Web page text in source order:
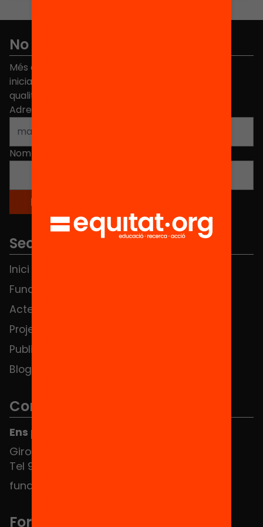
No et perdis res
Més de 40.000 persones ja han triat Equitat. Rep
iniciatives, propostes i projectes per millorar la
qualitat de l'educació a Catalunya.
Adreça electrònica
Nom
Seccions
Inici
Fundació
Actes
Projectes
Publicacions i vídeos
Blog
Contacte
Ens pots trobar al Hub Social
Girona 34, interior 08010 Barcelona
Tel 934 588 700
fundacio@equitat.org
Formem part de...